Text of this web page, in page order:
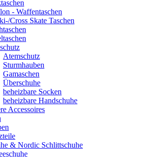
- Waffentaschen
Cross Skate Taschen
Atemschutz
Sturmhauben
Gamaschen
Überschuhe
beheizbare Socken
beheizbare Handschuhe
Accessoires
& Nordic Schlittschuhe